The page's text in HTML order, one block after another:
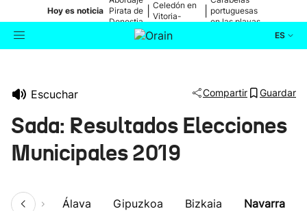
Hoy es noticia Pirata de
Donostia
Celedón en
Vitoria-
portuguesas
en las playas
ES
Cultura
Escuchar Compartir Guardar
Sada: Resultados Elecciones
Municipales 2019
Álava Gipuzkoa Bizkaia Navarra